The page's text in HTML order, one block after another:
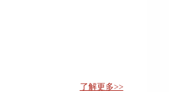
了解更多>>